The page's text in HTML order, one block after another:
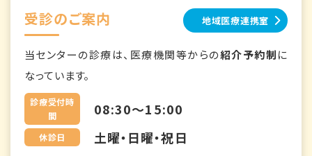
受診のご案内 地域医療連携室
当センターの診療は、医療機関等からの紹介予約制に
なっています。
診療受付時
間
08:30～15:00
休診日 土曜・日曜・祝日